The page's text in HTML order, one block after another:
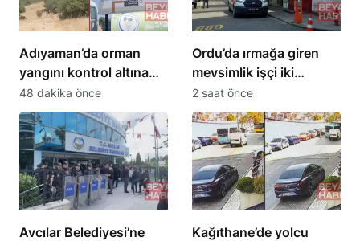
Adıyaman’da orman
yangını kontrol altına
alındı
48 dakika önce
Ordu’da ırmağa giren
mevsimlik işçi iki
kardeşten Ersin öldü
2 saat önce
Avcılar Belediyesi’ne
Kağıthane’de yolcu